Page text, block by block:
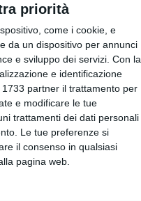
priorità
come i cookie, e
da un dispositivo per annunci
e sviluppo dei servizi. Con la
e identificazione
partner il trattamento per
e modificare le tue
trattamenti dei dati personali
Le tue preferenze si
il consenso in qualsiasi
pagina web.
i
e
di